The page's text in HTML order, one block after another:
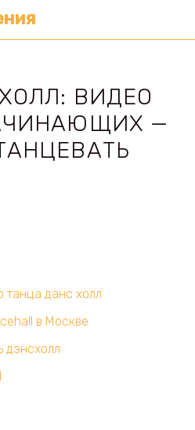
ВИДЕО
—
танца данс холл
в Москве
дэнсхолл